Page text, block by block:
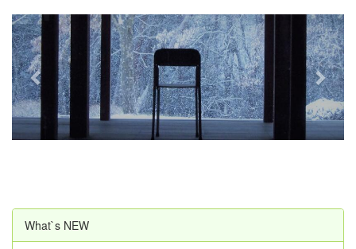
e
v
i
o
u
s
x
t
What`s NEW